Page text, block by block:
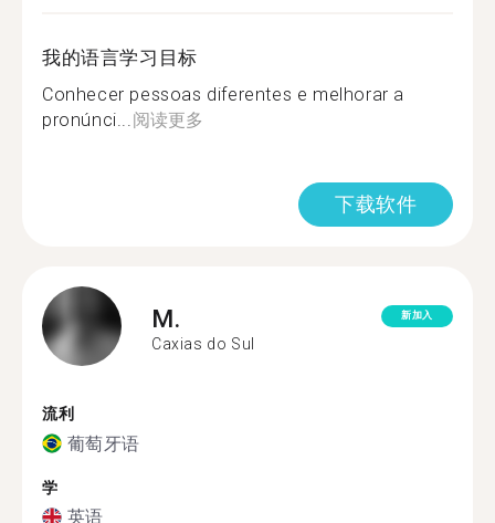
我的语言学习目标
Conhecer pessoas diferentes e melhorar a
pronúnci...阅读更多
下载软件
M.
Caxias do Sul
新加入
流利
葡萄牙语
学
英语